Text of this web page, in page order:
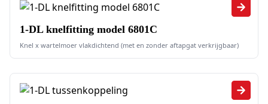
1-DL knelfitting model 6801C
Knel x wartelmoer vlakdichtend (met en zonder aftapgat verkrijgbaar)